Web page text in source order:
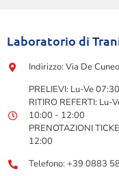
Laboratorio di
Indirizzo: Via De
PRELIEVI: Lu-Ve
RITIRO REFERTI:
10:00 - 12:00
PRENOTAZIONI
12:00
Telefono: +39 0883